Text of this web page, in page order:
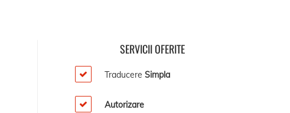
SERVICII OFERITE
Traducere Simpla
Autorizare